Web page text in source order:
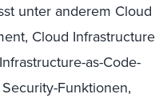
unter anderem Cloud
Cloud Infrastructure
as-Code-
Funktionen,